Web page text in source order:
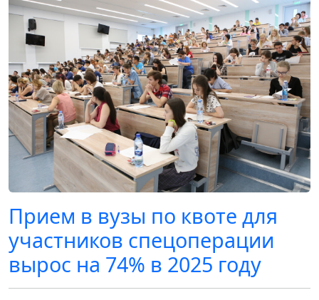
Прием в вузы по квоте для
участников спецоперации
вырос на 74% в 2025 году